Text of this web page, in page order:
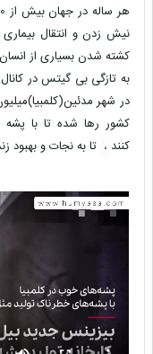
نیش زدن و انتقال بیماری
کشته شدن بسیاری از
به تازگی بی گیتس در
در شهر
کشور رها شده تا با
کنند ، تا به نجات و بهبود